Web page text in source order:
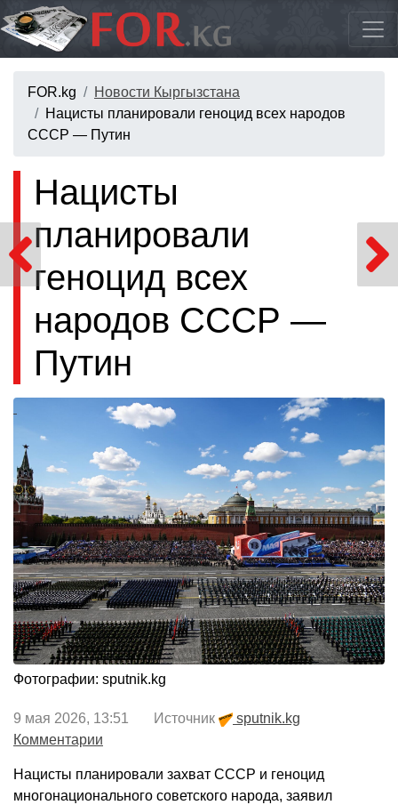
FOR.kg
Новости Кыргызстана
Нацисты планировали геноцид всех народов
СССР — Путин
Нацисты
планировали
геноцид всех
народов СССР —
Путин
Фотографии: sputnik.kg
9 мая 2026, 13:51 Источник
sputnik.kg
Комментарии
Нацисты планировали захват СССР и геноцид
многонационального советского народа, заявил